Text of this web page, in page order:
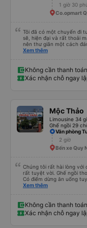
tưởng. Nhìn chung: Mặc
tích cực với công ty này.
1 giờ 30
Co.opmart
Tôi đã có một chuyến đi
sẽ, hiện đại và rất thoải
nên thư giãn một cách
tình, tài xế cẩn thận và
đến khi đến nơi - đều
ty này và chắc chắn sẽ
thiệu!
Xem thêm
Không cần thanh
Xác nhận chỗ ngay
Mộc Thảo
Limousine 34
Ghế ngồi 29
Văn phòng
2 giờ
Bến xe Quy
Chúng tôi rất hài lòng với
rất tuyệt vời. Ghế ngồi
Có điểm dừng ăn uống
duy nhất tôi muốn đề
Xem thêm
Không cần thanh
Xác nhận chỗ ngay